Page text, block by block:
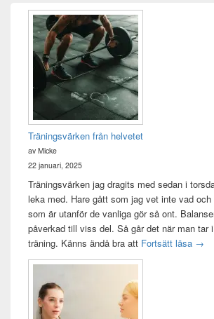
Primära
sidofältet
Widget
område
Träningsvärken från helvetet
av Micke
22 januari, 2025
Träningsvärken jag dragits med sedan i
leka med. Hare gått som jag vet inte vad
som är utanför de vanliga gör så ont.
påverkad till viss del. Så går det när man tar
träning. Känns ändå bra att Fortsätt läsa →